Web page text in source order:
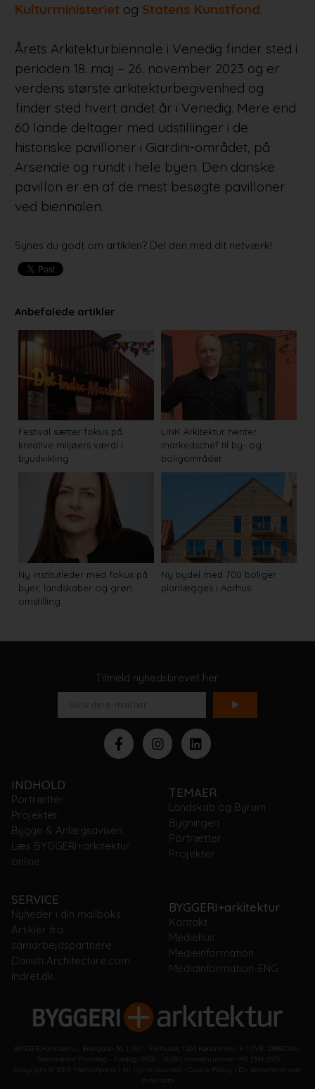
Kulturministerietog Statens Kunstfond.
Årets Arkitekturbiennale i Venedig finder sted i
perioden 18. maj – 26. november 2023 og er
verdens største arkitekturbegivenhed og
finder sted hvert andet år i Venedig. Mere end
60 lande deltager med udstillinger i de
historiske pavilloner i Giardini-området, på
Arsenale og rundt i hele byen. Den danske
pavillon er en af de mest besøgte pavilloner
ved biennalen.
Synes du godt om artiklen? Del den med dit netværk!
Anbefalede artikler
Festival sætter fokus på
kreative miljøers værdi i
byudvikling
LINK Arkitektur henter
markedschef til by- og
boligområdet
Ny institutleder med fokus på
byer, landskaber og grøn
omstilling
Ny bydel med 700 boliger
planlægges i Aarhus
Tilmeld nyhedsbrevet her
INDHOLD
Portrætter
Projekter
Bygge & Anlægsavisen
Læs BYGGERI+arkitektur
online
TEMAER
Landskab og Byrum
Bygningen
Portrætter
Projekter
SERVICE
Nyheder i din mailboks
Artikler fra
samarbejdspartnere
Danish Architecture.com
Indret.dk
BYGGERI+arkitektur
Kontakt
Mediehus
Medieinformation
Mediainformation-ENG
BYGGERI+arkitektur, Bredgade 36. 1. Sal - Forhuset, 1260 København K | CVR: 28890346 |
Telefontider: Mandag - Fredag: 09.00 - 16.00 | Hovednummer: +45 3344 5555
Copyright © 2019, MediaXpress | All rights reserved |
Cookie Policy
Du bestemmer over
dine data